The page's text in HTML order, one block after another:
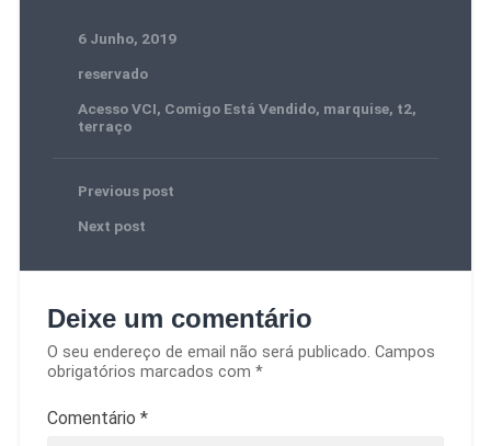
6 Junho, 2019
reservado
Acesso VCI, Comigo Está Vendido, marquise, t2,
terraço
Previous post
Next post
Deixe um comentário
O seu endereço de email não será publicado. Campos
obrigatórios marcados com *
Comentário *